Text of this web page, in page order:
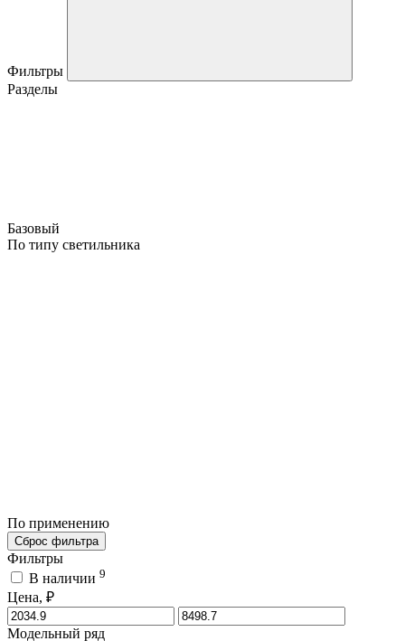
Фильтры
Разделы
Базовый
По типу светильника
По применению
Сброс фильтра
Фильтры
В наличии 9
Цена, ₽
Модельный ряд